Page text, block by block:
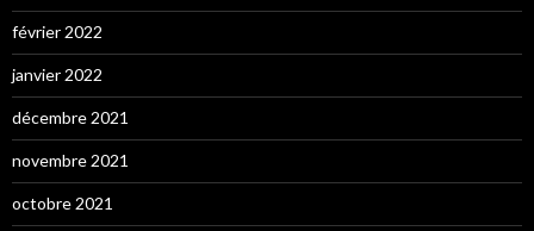
février 2022
janvier 2022
décembre 2021
novembre 2021
octobre 2021